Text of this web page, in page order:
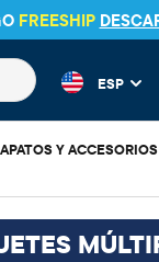
FREESHIP
populares y
ESP
Y ACCESORIOS